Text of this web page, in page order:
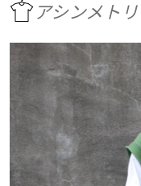
アシンメト